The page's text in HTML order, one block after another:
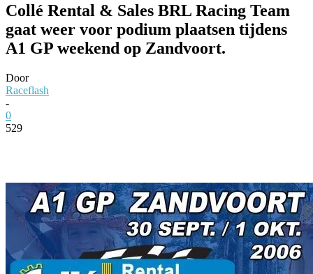
Collé Rental & Sales BRL Racing Team
gaat weer voor podium plaatsen tijdens
A1 GP weekend op Zandvoort.
Door
Raceflash
-
0
529